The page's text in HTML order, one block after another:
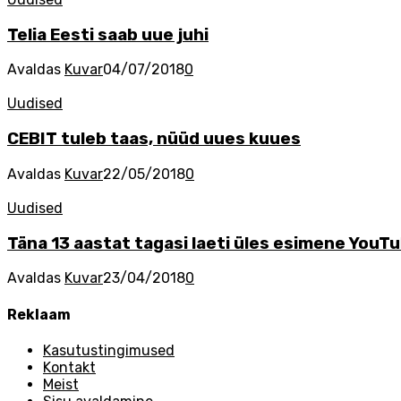
Telia Eesti saab uue juhi
Avaldas Kuvar04/07/20180
Uudised
CEBIT tuleb taas, nüüd uues kuues
Avaldas Kuvar22/05/20180
Uudised
Täna 13 aastat tagasi laeti üles esimene
Avaldas Kuvar23/04/20180
Reklaam
Kasutustingimused
Kontakt
Meist